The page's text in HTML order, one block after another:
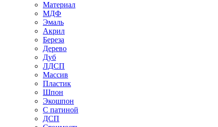
Материал
МДФ
Эмаль
Акрил
Береза
Дерево
Дуб
ЛДСП
Массив
Пластик
Шпон
Экошпон
С патиной
ДСП